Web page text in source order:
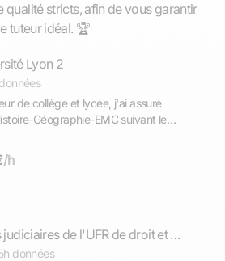
qualité stricts, afin de vous garantir
tuteur idéal. 🏆
Lyon 2
de collège et lycée, j'ai assuré
Géographie-EMC suivant le
possibilité d'aborder d'autres
/h
Institut d'études judiciaires de l'UFR de droit et sciences politique - université de Montpellier
données